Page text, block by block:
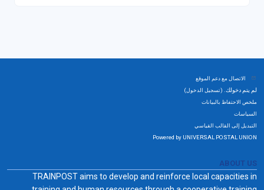
الاتصال مع دعم الموقع
لم يتم دخولك. (تسجيل الدخول)
ملخص الاحتفاظ بالبيانات
السياسات
التبديل إلى القالب القياسي
Powered by UNIVERSAL POSTAL UNION
ABOUT US
TRAINPOST aims to develop and reinforce local capacities in